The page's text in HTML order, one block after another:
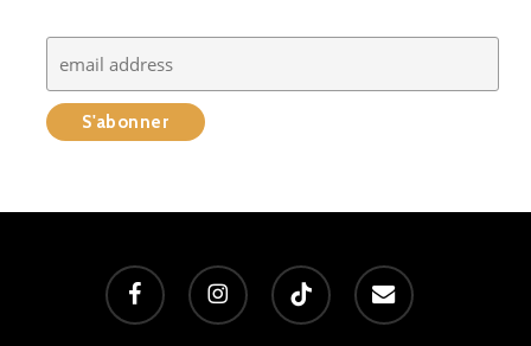
facebook instagram tiktok email